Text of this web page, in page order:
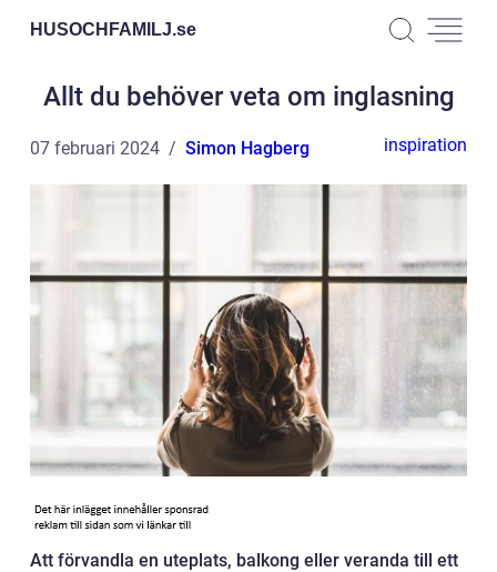
HUSOCHFAMILJ.se
Allt du behöver veta om inglasning
07 februari 2024 Simon Hagberg inspiration
Att förvandla en uteplats, balkong eller veranda till ett